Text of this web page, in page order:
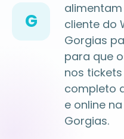
G
cliente do
Gorgias
para que
nos
completo
e online
Gorgias.